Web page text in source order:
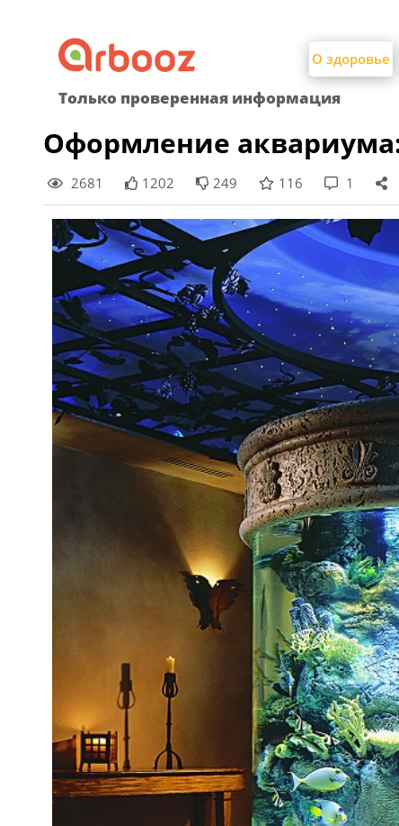
content
О здоровье
Только проверенная информация
Оформление
2681 1202 249 116 1